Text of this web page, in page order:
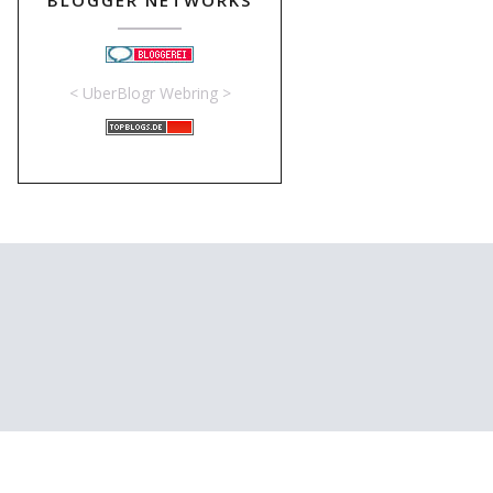
< UberBlogr Webring >